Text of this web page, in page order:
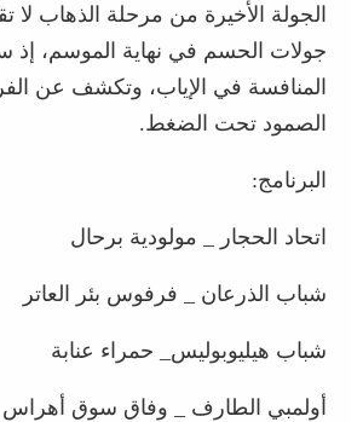
الجولة الأخيرة من مرحلة الذهاب لا
جولات الحسم في نهاية الموسم، إذ
المنافسة في الإياب، وتكشف عن
الصمود تحت الضغط.
البرنامج:
اتحاد الحجار _ مولودية برحال
شباب الذرعان _ فرفوس بئر العاتر
شباب هيليوبوليس_ حمراء عنابة
أولمبي الطارف _ وفاق سوق أهراس